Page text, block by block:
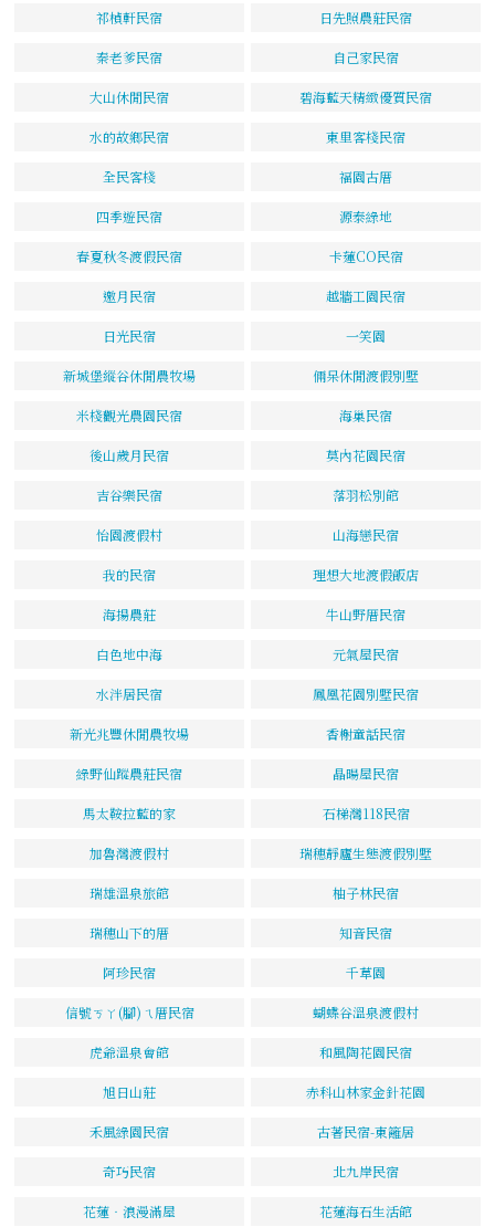
祁楨軒民宿 日先照農莊民宿
秦老爹民宿 自己家民宿
大山休閒民宿 碧海藍天精緻優質民宿
水的故鄉民宿 東里客棧民宿
全民客棧 福園古厝
四季遊民宿 源泰綠地
春夏秋冬渡假民宿 卡蓮CO民宿
邀月民宿 越牆工園民宿
日光民宿 一笑園
新城堡縱谷休閒農牧場 倆呆休閒渡假別墅
米棧觀光農園民宿 海巢民宿
後山歲月民宿 莫內花園民宿
吉谷樂民宿 落羽松別館
怡園渡假村 山海戀民宿
我的民宿 理想大地渡假飯店
海揚農莊 牛山野厝民宿
白色地中海 元氣屋民宿
水泮居民宿 鳳凰花園別墅民宿
新光兆豐休閒農牧場 香榭童話民宿
綠野仙蹤農莊民宿 晶暘屋民宿
馬太鞍拉藍的家 石梯灣118民宿
加魯灣渡假村 瑞穗靜廬生態渡假別墅
瑞雄溫泉旅館 柚子林民宿
瑞穗山下的厝 知音民宿
阿珍民宿 千草園
信號ㄎㄚ(腳)ㄟ厝民宿 蝴蝶谷溫泉渡假村
虎爺溫泉會館 和風陶花園民宿
旭日山莊 赤科山林家金針花園
禾風綠園民宿 古著民宿-東籬居
奇巧民宿 北九岸民宿
花蓮‧浪漫滿屋 花蓮海石生活館